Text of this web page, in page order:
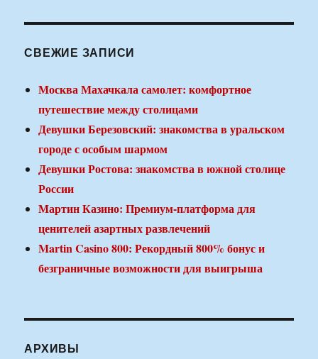
СВЕЖИЕ ЗАПИСИ
Москва Махачкала самолет: комфортное
путешествие между столицами
Девушки Березовский: знакомства в уральском
городе с особым шармом
Девушки Ростова: знакомства в южной столице
России
Мартин Казино: Премиум-платформа для
ценителей азартных развлечений
Martin Casino 800: Рекордный 800% бонус и
безграничные возможности для выигрыша
АРХИВЫ